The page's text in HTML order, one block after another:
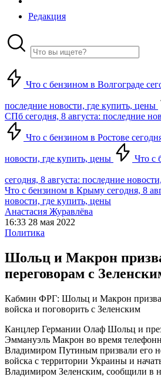
Редакция
Что с бензином в Волгограде
последние новости, где купить, цены
СПб сегодня, 8 августа: последние
Что с бензином в Ростове
новости, где купить, цены Что с
сегодня, 8 августа: последние
Что с бензином в Крыму сегодня, 8
новости, где купить, цены
Анастасия Журавлёва
16:33 28 мая 2022
Политика
Шольц и Макрон
переговорам с
Кабмин ФРГ: Шольц и Макрон
войска и поговорить с Зеленским
Канцлер Германии Олаф Шольц и
Эммануэль Макрон во время
Владимиром Путиным призвали его
войска с территории Украины и
Владимиром Зеленским, сообщили в